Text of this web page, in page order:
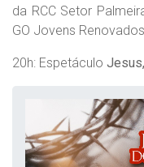
da RCC Setor
GO Jovens
20h: Espetáculo